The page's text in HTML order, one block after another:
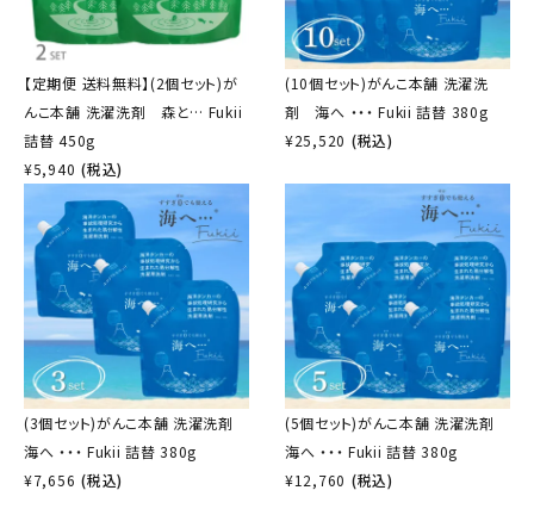
【定期便 送料無料】(2個セット)が
んこ本舗 洗濯洗剤 森と… Fukii
詰替 450g
¥5,940 (税込)
(10個セット)がんこ本舗 洗濯洗
剤 海へ ・・・ Fukii 詰替 380g
¥25,520 (税込)
(3個セット)がんこ本舗 洗濯洗剤
海へ ・・・ Fukii 詰替 380g
¥7,656 (税込)
(5個セット)がんこ本舗 洗濯洗剤
海へ ・・・ Fukii 詰替 380g
¥12,760 (税込)